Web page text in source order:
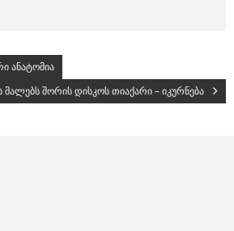
ანატომია
მალებს შორის დისკოს თიაქარი – იკურნება